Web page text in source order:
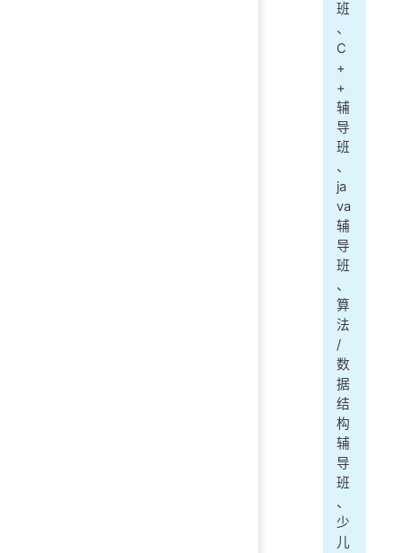
班
、
C
+
+
辅
导
班
、
ja
va
辅
导
班
、
算
法
/
数
据
结
构
辅
导
班
、
少
儿